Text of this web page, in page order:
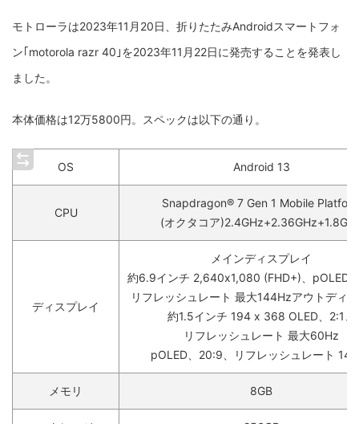
モトローラは2023年11月20日、折りたたみAndroidスマートフォ
ン｢motorola razr 40｣を2023年11月22日に発売することを発表し
ました。
本体価格は12万5800円。スペックは以下の通り。
OS Android 13
CPU
Snapdragon® 7 Gen 1 Mobile
(オクタコア
ディスプレイ
メインディスプレイ
約6.9インチ 2,640x1,080 (FHD+)、pOLED
リフレッシュレート 最大144Hzアウトディ
約1.5インチ 194 x 368 OLED、2:1、
リフレッシュレート 最大60Hz
pOLED、20:9、リフレッシュレート
メモリ 8GB